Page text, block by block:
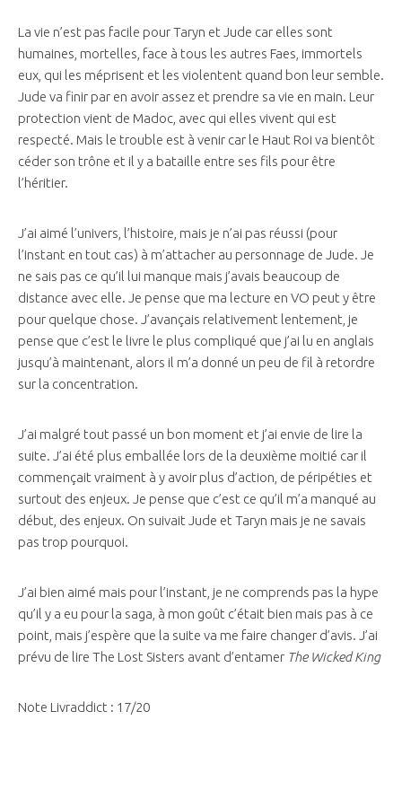
La vie n’est pas facile pour Taryn et Jude car elles sont
humaines, mortelles, face à tous les autres Faes, immortels
eux, qui les méprisent et les violentent quand bon leur semble.
Jude va finir par en avoir assez et prendre sa vie en main. Leur
protection vient de Madoc, avec qui elles vivent qui est
respecté. Mais le trouble est à venir car le Haut Roi va bientôt
céder son trône et il y a bataille entre ses fils pour être
l’héritier.
J’ai aimé l’univers, l’histoire, mais je n’ai pas réussi (pour
l’instant en tout cas) à m’attacher au personnage de Jude. Je
ne sais pas ce qu’il lui manque mais j’avais beaucoup de
distance avec elle. Je pense que ma lecture en VO peut y être
pour quelque chose. J’avançais relativement lentement, je
pense que c’est le livre le plus compliqué que j’ai lu en anglais
jusqu’à maintenant, alors il m’a donné un peu de fil à retordre
sur la concentration.
J’ai malgré tout passé un bon moment et j’ai envie de lire la
suite. J’ai été plus emballée lors de la deuxième moitié car il
commençait vraiment à y avoir plus d’action, de péripéties et
surtout des enjeux. Je pense que c’est ce qu’il m’a manqué au
début, des enjeux. On suivait Jude et Taryn mais je ne savais
pas trop pourquoi.
J’ai bien aimé mais pour l’instant, je ne comprends pas la hype
qu’il y a eu pour la saga, à mon goût c’était bien mais pas à ce
point, mais j’espère que la suite va me faire changer d’avis. J’ai
prévu de lire The Lost Sisters avant d’entamer The Wicked King
Note Livraddict : 17/20